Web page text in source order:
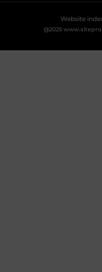
@2025
Website